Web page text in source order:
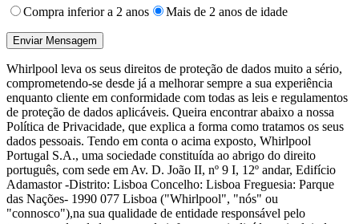
Compra inferior a 2 anos Mais de 2 anos de idade
Whirlpool leva os seus direitos de proteção de dados muito a sério,
comprometendo-se desde já a melhorar sempre a sua experiência
enquanto cliente em conformidade com todas as leis e regulamentos
de proteção de dados aplicáveis. Queira encontrar abaixo a nossa
Política de Privacidade, que explica a forma como tratamos os seus
dados pessoais. Tendo em conta o acima exposto, Whirlpool
Portugal S.A., uma sociedade constituída ao abrigo do direito
português, com sede em Av. D. João II, nº 9 I, 12º andar, Edifício
Adamastor -Distrito: Lisboa Concelho: Lisboa Freguesia: Parque
das Nações- 1990 077 Lisboa ("Whirlpool", "nós" ou
"connosco"),na sua qualidade de entidade responsável pelo